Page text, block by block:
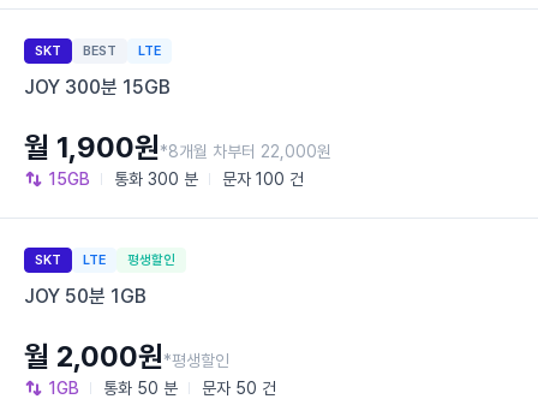
SKT BEST LTE
JOY 300분 15GB
15GB 통화 300 분 문자 100 건
월 1,900원*8개월 차부터 22,000원
SKT LTE 평생할인
JOY 50분 1GB
1GB 통화 50 분 문자 50 건
월 2,000원*평생할인